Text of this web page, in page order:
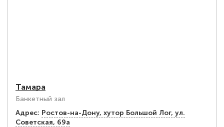
Тамара
Банкетный зал
Адрес: Ростов-на-Дону, хутор Большой Лог, ул.
Советская, 69а